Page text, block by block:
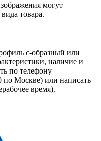
могут
товара.
с-образный или
наличие и
по телефону
Москве) или написать
время).